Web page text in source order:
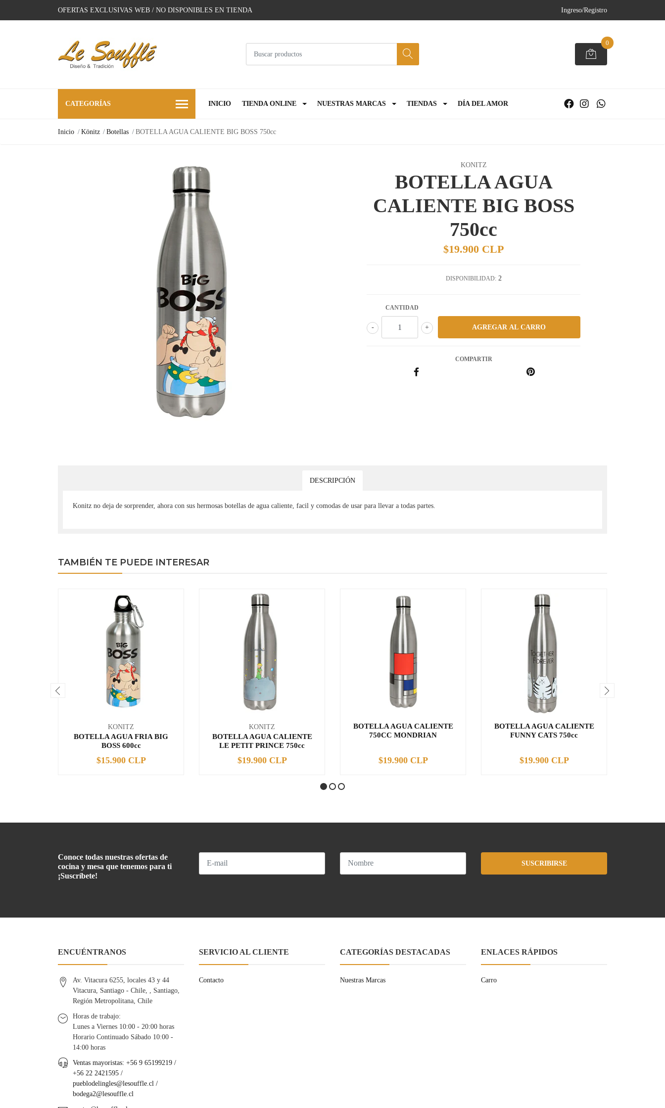
OFERTAS EXCLUSIVAS WEB / NO DISPONIBLES EN TIENDA Ingreso/Registro
0
CATEGORÍAS INICIO TIENDA ONLINE NUESTRAS MARCAS TIENDAS DÍA DEL AMOR
Inicio Könitz Botellas BOTELLA AGUA CALIENTE BIG BOSS 750cc
KONITZ
BOTELLA AGUA
CALIENTE BIG BOSS
750cc
$19.900 CLP
DISPONIBILIDAD: 2
CANTIDAD
+
-
COMPARTIR
DESCRIPCIÓN
Konitz no deja de sorprender, ahora con sus hermosas botellas de agua caliente, facil y comodas de usar para llevar a todas partes.
TAMBIÉN TE PUEDE INTERESAR
KONITZ
BOTELLA AGUA FRIA BIG
BOSS 600cc
+
$15.900 CLP
KONITZ
BOTELLA AGUA CALIENTE
LE PETIT PRINCE 750cc
+
$19.900 CLP
BOTELLA AGUA CALIENTE
750CC MONDRIAN
+
$19.900 CLP
BOTELLA AGUA CALIENTE
FUNNY CATS 750cc
+
$19.900 CLP
Conoce todas nuestras ofertas de
cocina y mesa que tenemos para ti
¡Suscríbete!
SUSCRIBIRSE
ENCUÉNTRANOS
Av. Vitacura 6255, locales 43 y 44
Vitacura, Santiago - Chile, , Santiago,
Región Metropolitana, Chile
Horas de trabajo:
Lunes a Viernes 10:00 - 20:00 horas
Horario Continuado Sábado 10:00 -
14:00 horas
Ventas mayoristas: +56 9 65199219 /
+56 22 2421595 /
pueblodelingles@lesouffle.cl /
bodega2@lesouffle.cl
SERVICIO AL CLIENTE
Contacto
CATEGORÍAS DESTACADAS
Nuestras Marcas
ENLACES RÁPIDOS
Carro